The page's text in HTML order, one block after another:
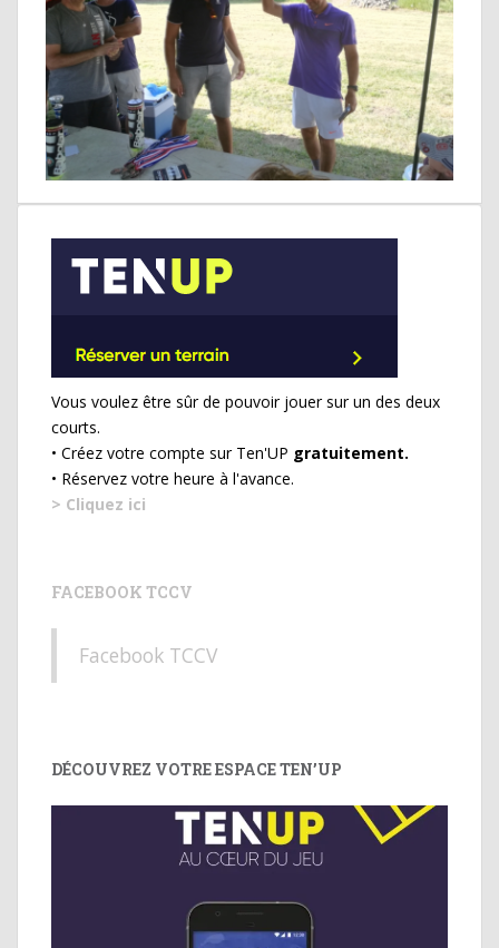
Vous voulez être sûr de pouvoir jouer sur un des deux
courts.
• Créez votre compte sur Ten'UP gratuitement.
• Réservez votre heure à l'avance.
> Cliquez ici
FACEBOOK TCCV
Facebook TCCV
DÉCOUVREZ VOTRE ESPACE TEN’UP